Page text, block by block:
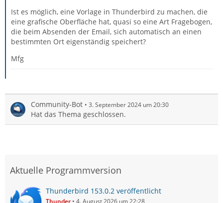
Ist es möglich, eine Vorlage in Thunderbird zu machen, die
eine grafische Oberfläche hat, quasi so eine Art Fragebogen,
die beim Absenden der Email, sich automatisch an einen
bestimmten Ort eigenständig speichert?
Mfg
Community-Bot 3. September 2024 um 20:30
Hat das Thema geschlossen.
Aktuelle Programmversion
Thunderbird 153.0.2 veröffentlicht
Thunder 4. August 2026 um 22:28